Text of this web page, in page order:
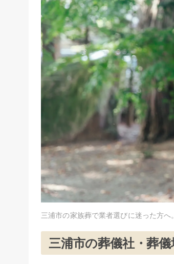
三浦市の家族葬で業者選びに迷った方
三浦市の葬儀社・葬